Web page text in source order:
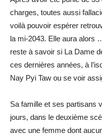
charges, toutes aussi
voilà pouvoir espérer
la mi-2043. Elle aura alors
reste à savoir si La Dame
ces dernières années, à
Nay Pyi Taw ou se voir
Sa famille et ses partisans
jours, dans le deuxième
avec une femme dont